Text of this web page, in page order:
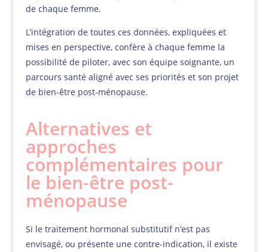
de chaque femme.
L’intégration de toutes ces données, expliquées et
mises en perspective, confère à chaque femme la
possibilité de piloter, avec son équipe soignante, un
parcours santé aligné avec ses priorités et son projet
de bien-être post-ménopause.
Alternatives et
approches
complémentaires pour
le bien-être post-
ménopause
Si le traitement hormonal substitutif n’est pas
envisagé, ou présente une contre-indication, il existe